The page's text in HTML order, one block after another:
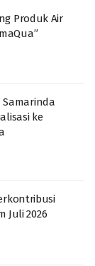
Produk Air
Samarinda
ke
Juli 2026